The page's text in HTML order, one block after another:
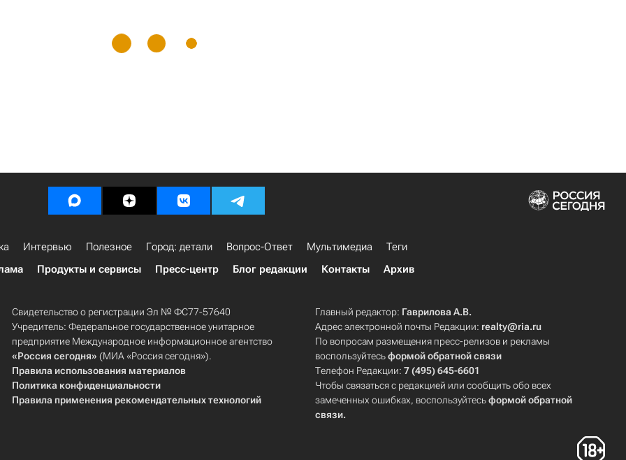
Интервью Полезное Город: детали Вопрос-Ответ Мультимедиа
Теги
Продукты и сервисы Пресс-центр Блог редакции Контакты Архив
Свидетельство о регистрации Эл № ФС77-57640
Учредитель: Федеральное государственное унитарное
предприятие Международное информационное агентство
«Россия сегодня» (МИА «Россия сегодня»).
Правила использования материалов
Политика конфиденциальности
Правила применения рекомендательных технологий
Главный редактор: Гаврилова А.В.
Адрес электронной почты Редакции: realty@ria.ru
По вопросам размещения пресс-релизов и рекламы
воспользуйтесьформой обратной связи
Телефон Редакции:7 (495) 645-6601
Чтобы связаться с редакцией или сообщить обо всех
замеченных ошибках, воспользуйтесьформой обратной
связи.